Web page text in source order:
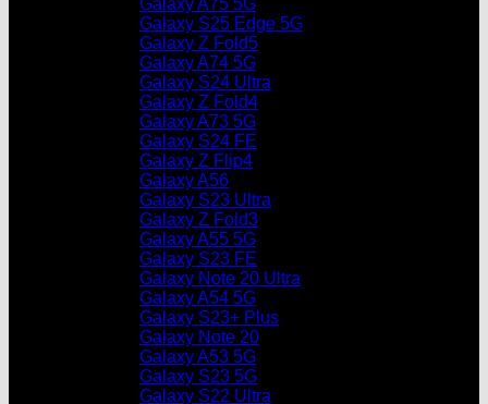
Galaxy A75 5G
Galaxy S25 Edge 5G
Galaxy Z Fold5
Galaxy A74 5G
Galaxy S24 Ultra
Galaxy Z Fold4
Galaxy A73 5G
Galaxy S24 FE
Galaxy Z Flip4
Galaxy A56
Galaxy S23 Ultra
Galaxy Z Fold3
Galaxy A55 5G
Galaxy S23 FE
Galaxy Note 20 Ultra
Galaxy A54 5G
Galaxy S23+ Plus
Galaxy Note 20
Galaxy A53 5G
Galaxy S23 5G
Galaxy S22 Ultra